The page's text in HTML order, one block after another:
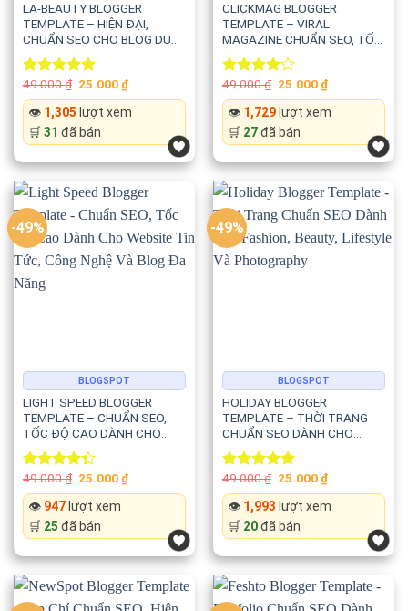
LA-BEAUTY BLOGGER
TEMPLATE – HIỆN ĐẠI,
CHUẨN SEO CHO BLOG DU
LỊCH, THỜI TRANG VÀ CÔNG
NGHỆ
Rated5.00
out of 5
49.000₫ Original
was:
49.000 ₫.
25.000 ₫Current
price
is:
25.000 ₫.
👁️ 1,305 lượt xem
🛒 31 đã bán
CLICKMAG BLOGGER
TEMPLATE – VIRAL
MAGAZINE CHUẨN SEO, TỐC
ĐỘ CAO VÀ ĐA NĂNG
Rated
4.00out
of 5
49.000₫ Original
was:
49.000 ₫.
25.000 ₫Current
price
is:
25.000 ₫.
👁️ 1,729lượt xem
🛒 27đã bán
-49%
BLOGSPOT
LIGHT SPEED BLOGGER
TEMPLATE – CHUẨN SEO,
TỐC ĐỘ CAO DÀNH CHO
WEBSITE TIN TỨC, CÔNG
NGHỆ VÀ BLOG ĐA NĂNG
Rated
4.33out
of 5
49.000₫ Original
was:
49.000 ₫.
25.000 ₫Current
price
👁️ 947lượt xem
🛒 25 đã bán
-49%
BLOGSPOT
HOLIDAY BLOGGER
TEMPLATE – THỜI TRANG
CHUẨN SEO DÀNH CHO
FASHION, BEAUTY,
LIFESTYLE VÀ
PHOTOGRAPHY
Rated5.00
out of 5
49.000₫ Original
was:
49.000 ₫.
25.000 ₫Current
price
is:
25.000 ₫.
👁️ 1,993 lượt xem
🛒 20đã bán